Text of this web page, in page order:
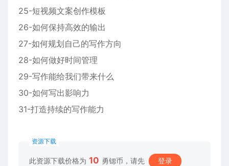
25-短视频文案创作模板
26-如何保持高效的输出
27-如何规划自己的写作方向
28-如何做好时间管理
29-写作能给我们带来什么
30-如何写出影响力
31-打造持续的写作能力
资源下载
此资源下载价格为 10 勇锶币，请先 登录